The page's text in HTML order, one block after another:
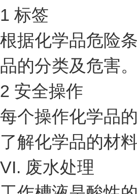
1 标签
根据化学品危险
品的分类及危害。
2 安全操作
每个操作化学品
了解化学品的材
VI. 废水处理